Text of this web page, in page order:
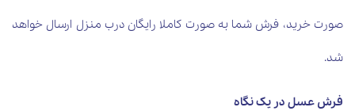
صورت خرید، فرش شما به صورت کاملا رایگان درب منزل ارسال خواهد
شد.
فرش عسل در یک نگاه